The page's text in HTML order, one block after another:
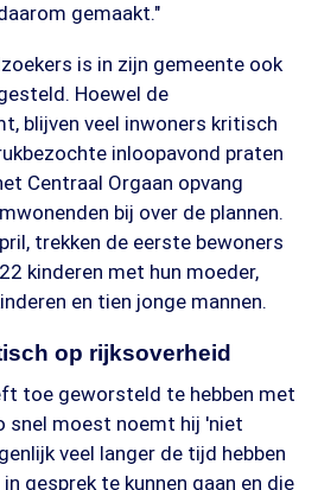
gemaakt."
is in zijn gemeente ook
Hoewel de
blijven veel inwoners kritisch
inloopavond praten
Centraal Orgaan opvang
bij over de plannen.
trekken de eerste bewoners
kinderen met hun moeder,
en tien jonge mannen.
op rijksoverheid
toe geworsteld te hebben met
snel moest noemt hij 'niet
veel langer de tijd hebben
gesprek te kunnen gaan en die